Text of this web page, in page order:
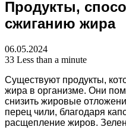
Продукты,
сжиганию жира
06.05.2024
33 Less than a minute
Существуют продукты,
жира в организме. Они
снизить жировые
перец чили, благодаря
расщепление жиров.